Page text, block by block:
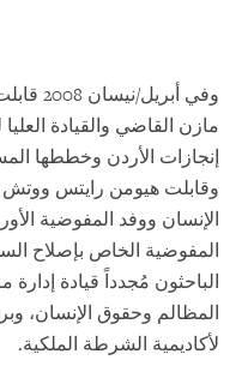
وفي
مازن القاضي والقيادة
إنجازات الأردن وخططها
وقابلت هيومن رايتس ووتش
الإنسان ووفد المفوضية
الباحثون مُجدداً قيادة إدارة
المظالم وحقوق الإنسان،
لأكاديمية الشرطة الملكية.